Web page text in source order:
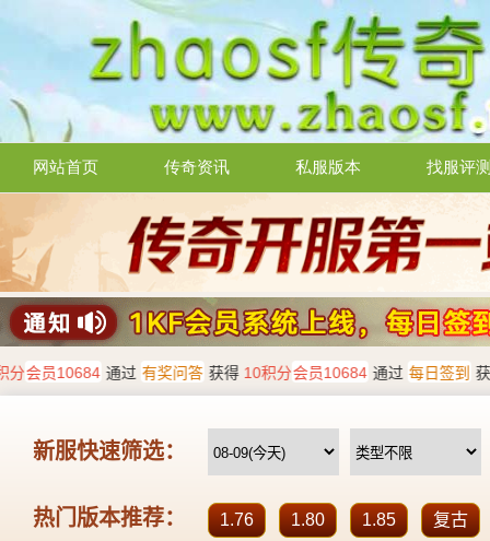
网站首页 传奇资讯 私服版本 找服评